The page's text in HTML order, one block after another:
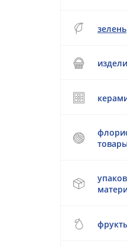
зелень